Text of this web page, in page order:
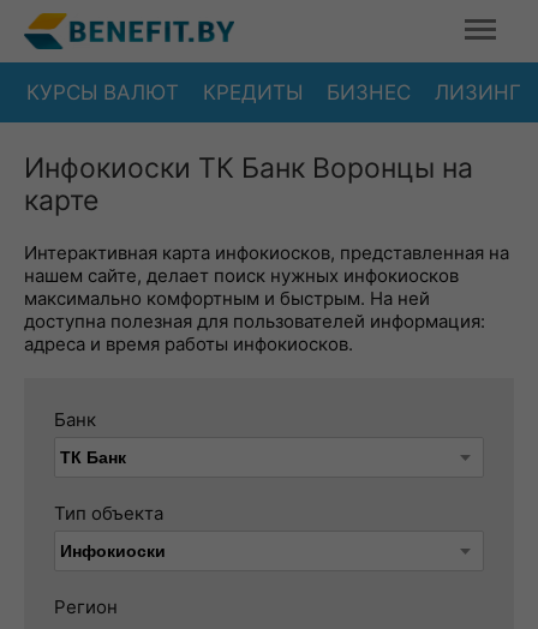
КУРСЫ ВАЛЮТ КРЕДИТЫ БИЗНЕС ЛИЗИНГ
Инфокиоски ТК Банк Воронцы на
карте
Интерактивная карта инфокиосков, представленная на
нашем сайте, делает поиск нужных инфокиосков
максимально комфортным и быстрым. На ней
доступна полезная для пользователей информация:
адреса и время работы инфокиосков.
Банк
Тип объекта
Регион